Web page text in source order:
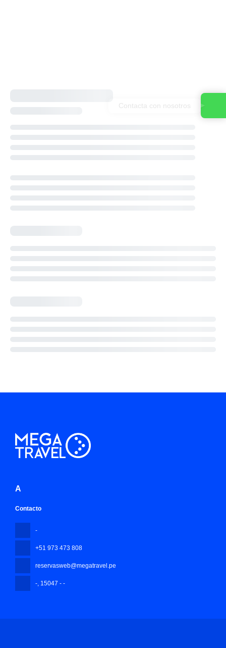
A
Contacto
-
+51 973 473 808
reservasweb@megatravel.pe
- , 15047 - -
Contacta con nosotros